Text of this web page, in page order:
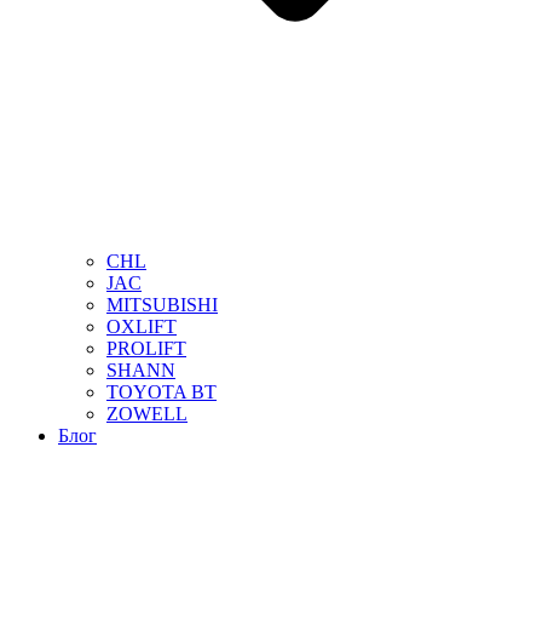
CHL
JAC
MITSUBISHI
OXLIFT
PROLIFT
SHANN
TOYOTA BT
ZOWELL
Блог